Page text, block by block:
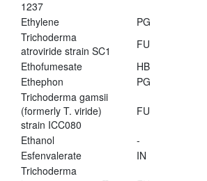
1237
Ethylene PG
Trichoderma
atroviride strain SC1
FU
Ethofumesate
HB
Ethephon
PG
Trichoderma gamsii
(formerly T. viride)
strain ICC080
FU
Ethanol -
Esfenvalerate
IN
Trichoderma